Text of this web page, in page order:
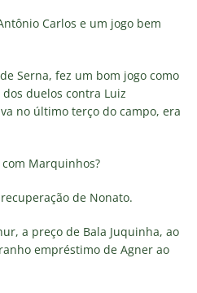
Carlos e um jogo bem
Serna, fez um bom jogo como
duelos contra Luiz
no último terço do campo, era
Marquinhos?
de Nonato.
a preço de Bala Juquinha, ao
empréstimo de Agner ao